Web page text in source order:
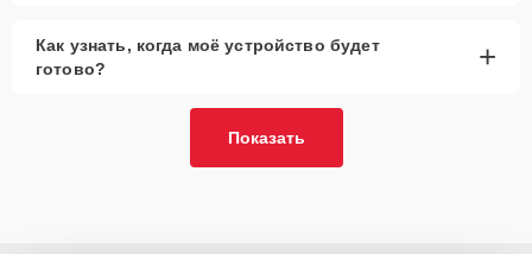
Как узнать, когда моё устройство будет
готово?
+
Показать